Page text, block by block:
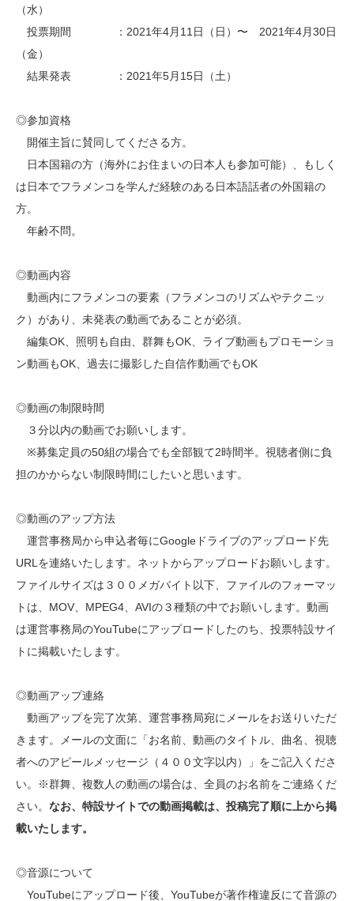
（水）
投票期間 ：2021年4月11日（日）〜 2021年4月30日
（金）
結果発表 ：2021年5月15日（土）
◎参加資格
開催主旨に賛同してくださる方。
日本国籍の方（海外にお住まいの日本人も参加可能）、もしく
は日本でフラメンコを学んだ経験のある日本語話者の外国籍の
方。
年齢不問。
◎動画内容
動画内にフラメンコの要素（フラメンコのリズムやテクニッ
ク）があり、未発表の動画であることが必須。
編集OK、照明も自由、群舞もOK、ライブ動画もプロモーショ
ン動画もOK、過去に撮影した自信作動画でもOK
◎動画の制限時間
３分以内の動画でお願いします。
※募集定員の50組の場合でも全部観て2時間半。視聴者側に負
担のかからない制限時間にしたいと思います。
◎動画のアップ方法
運営事務局から申込者毎にGoogleドライブのアップロード先
URLを連絡いたします。ネットからアップロードお願いします。
ファイルサイズは３００メガバイト以下、ファイルのフォーマッ
トは、MOV、MPEG4、AVIの３種類の中でお願いします。動画
は運営事務局のYouTubeにアップロードしたのち、投票特設サイ
トに掲載いたします。
◎動画アップ連絡
動画アップを完了次第、運営事務局宛にメールをお送りいただ
きます。メールの文面に「お名前、動画のタイトル、曲名、視聴
者へのアピールメッセージ（４００文字以内）」をご記入くださ
い。※群舞、複数人の動画の場合は、全員のお名前をご連絡くだ
さい。 なお、特設サイトでの動画掲載は、投稿完了順に上から掲
載いたします。
◎音源について
YouTubeにアップロード後、YouTubeが著作権違反にて音源の